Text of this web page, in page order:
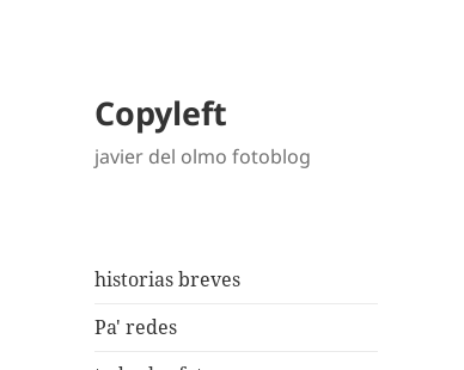
Copyleft
javier del olmo fotoblog
historias breves
Pa' redes